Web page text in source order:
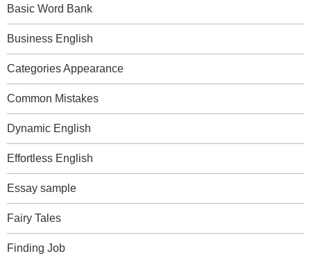
Basic Word Bank
Business English
Categories Appearance
Common Mistakes
Dynamic English
Effortless English
Essay sample
Fairy Tales
Finding Job